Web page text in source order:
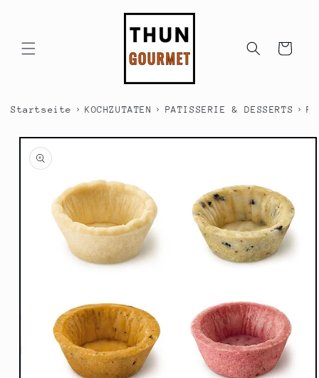
Warenkorb
Startseite › KOCHZUTATEN › PATISSERIE & DESSERTS ›